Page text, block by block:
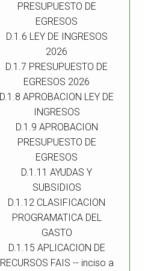
PRESUPUESTO DE
EGRESOS
D.1.6 LEY DE INGRESOS
2026
D.1.7 PRESUPUESTO DE
EGRESOS 2026
D.1.8 APROBACION LEY DE
INGRESOS
D.1.9 APROBACION
PRESUPUESTO DE
EGRESOS
D.1.11 AYUDAS Y
SUBSIDIOS
D.1.12 CLASIFICACION
PROGRAMATICA DEL
GASTO
D.1.15 APLICACION DE
RECURSOS FAIS -- inciso a